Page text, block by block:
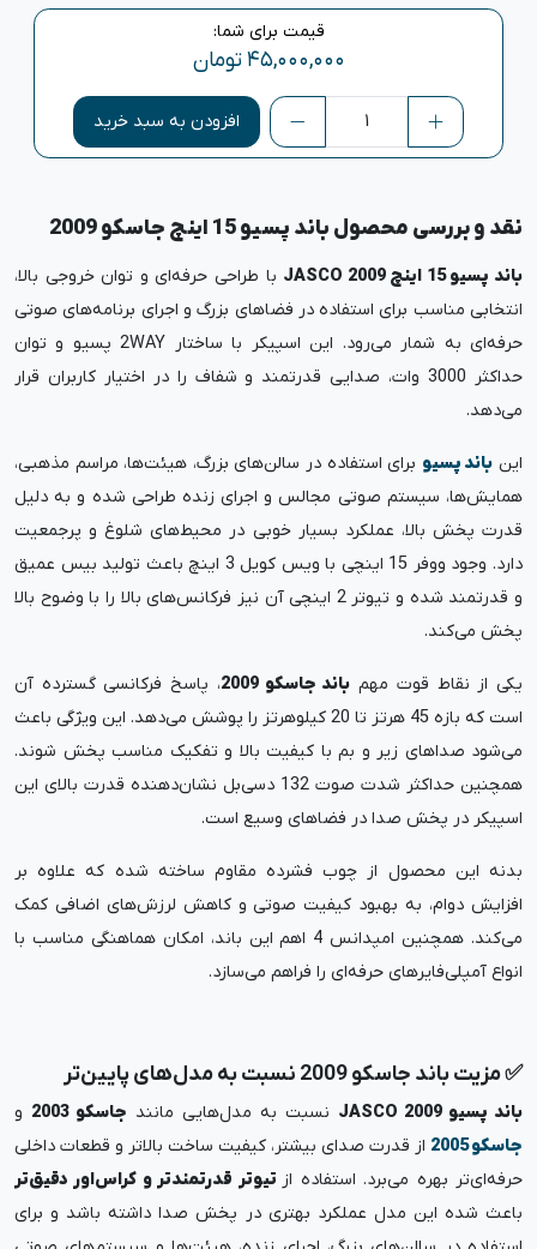
قیمت برای شما:
۴۵,۰۰۰,۰۰۰تومان
افزودن به سبد خرید
نقد و بررسی محصول باند پسیو 15 اینچ جاسکو 2009
باند پسیو 15 اینچ JASCO 2009
با طراحی حرفه‌ای و توان خروجی بالا،
انتخابی مناسب برای استفاده در فضاهای بزرگ و اجرای برنامه‌های صوتی
حرفه‌ای به شمار می‌رود. این اسپیکر با ساختار 2WAY پسیو و توان
حداکثر 3000 وات، صدایی قدرتمند و شفاف را در اختیار کاربران قرار
می‌دهد.
این باند پسیو برای استفاده در سالن‌های بزرگ، هیئت‌ها، مراسم مذهبی،
همایش‌ها، سیستم صوتی مجالس و اجرای زنده طراحی شده و به دلیل
قدرت پخش بالا، عملکرد بسیار خوبی در محیط‌های شلوغ و پرجمعیت
دارد. وجود ووفر 15 اینچی با ویس کویل 3 اینچ باعث تولید بیس عمیق
و قدرتمند شده و تیوتر 2 اینچی آن نیز فرکانس‌های بالا را با وضوح بالا
پخش می‌کند.
یکی از نقاط قوت مهم باند جاسکو 2009
، پاسخ فرکانسی گسترده آن
است که بازه 45 هرتز تا 20 کیلوهرتز را پوشش می‌دهد. این ویژگی باعث
می‌شود صداهای زیر و بم با کیفیت بالا و تفکیک مناسب پخش شوند.
همچنین حداکثر شدت صوت 132 دسی‌بل نشان‌دهنده قدرت بالای این
اسپیکر در پخش صدا در فضاهای وسیع است.
بدنه این محصول از چوب فشرده مقاوم ساخته شده که علاوه بر
افزایش دوام، به بهبود کیفیت صوتی و کاهش لرزش‌های اضافی کمک
می‌کند. همچنین امپدانس 4 اهم این باند، امکان هماهنگی مناسب با
انواع آمپلی‌فایرهای حرفه‌ای را فراهم می‌سازد.
✅ مزیت باند جاسکو 2009 نسبت به مدل‌های پایین‌تر
باند پسیو JASCO 2009 نسبت به مدل‌هایی مانند جاسکو 2003
و
جاسکو 2005
از قدرت صدای بیشتر، کیفیت ساخت بالاتر و قطعات داخلی
حرفه‌ای‌تر بهره می‌برد. استفاده از تیوتر قدرتمندتر و کراس‌اور دقیق‌تر
باعث شده این مدل عملکرد بهتری در پخش صدا داشته باشد و برای